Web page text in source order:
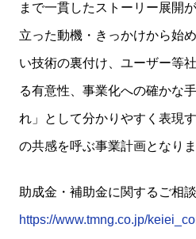
まで一貫したストーリー展開
立った動機・きっかけから始
い技術の裏付け、ユーザー等
る有意性、事業化への確かな
れ」として分かりやすく表現
の共感を呼ぶ事業計画となりま
助成金・補助金に関するご相談
https://www.tmng.co.jp/